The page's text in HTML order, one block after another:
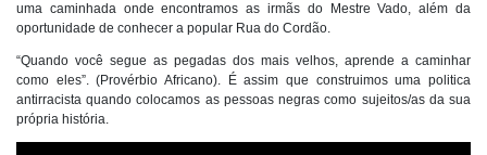
uma caminhada onde encontramos as irmãs do Mestre Vado, além da
oportunidade de conhecer a popular Rua do Cordão.
“Quando você segue as pegadas dos mais velhos, aprende a caminhar
como eles”. (Provérbio Africano). É assim que construimos uma politica
antirracista quando colocamos as pessoas negras como sujeitos/as da sua
própria história.